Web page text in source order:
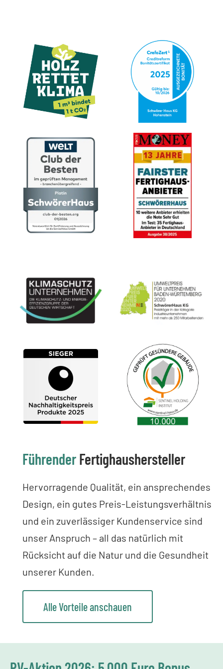
FührenderFertighaushersteller
Hervorragende Qualität, ein ansprechendes
Design, ein gutes Preis-Leistungsverhältnis
und ein zuverlässiger Kundenservice sind
unser Anspruch – all das natürlich mit
Rücksicht auf die Natur und die Gesundheit
unserer Kunden.
Alle Vorteile anschauen